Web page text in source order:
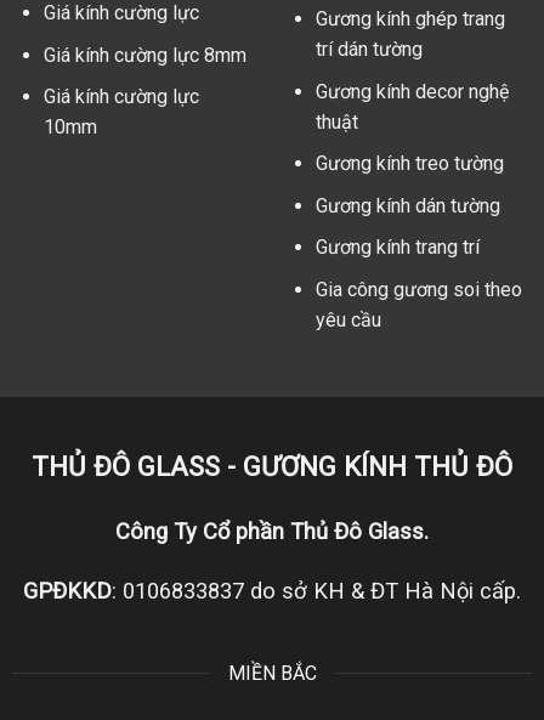
Giá kính cường lực
Giá kính cường lực 8mm
Giá kính cường lực
10mm
Gương kính ghép trang
trí dán tường
Gương kính decor nghệ
thuật
Gương kính treo tường
Gương kính dán tường
Gương kính trang trí
Gia công gương soi theo
yêu cầu
THỦ ĐÔ GLASS - GƯƠNG KÍNH THỦ ĐÔ
Công Ty Cổ phần Thủ Đô Glass.
GPĐKKD: 0106833837 do sở KH & ĐT Hà Nội cấp.
MIỀN BẮC